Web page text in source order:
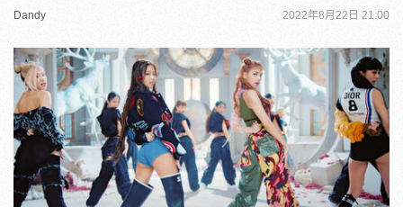
Dandy 2022年8月22日 21:00